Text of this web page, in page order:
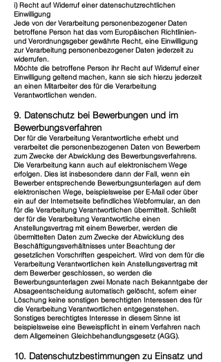
i) Recht auf Widerruf einer datenschutzrechtlichen
Einwilligung
Jede von der Verarbeitung personenbezogener Daten
betroffene Person hat das vom Europäischen Richtlinien-
und Verordnungsgeber gewährte Recht, eine Einwilligung
zur Verarbeitung personenbezogener Daten jederzeit zu
widerrufen.
Möchte die betroffene Person ihr Recht auf Widerruf einer
Einwilligung geltend machen, kann sie sich hierzu jederzeit
an einen Mitarbeiter des für die Verarbeitung
Verantwortlichen wenden.
9. Datenschutz bei Bewerbungen und im
Bewerbungsverfahren
Der für die Verarbeitung Verantwortliche erhebt und
verarbeitet die personenbezogenen Daten von Bewerbern
zum Zwecke der Abwicklung des Bewerbungsverfahrens.
Die Verarbeitung kann auch auf elektronischem Wege
erfolgen. Dies ist insbesondere dann der Fall, wenn ein
Bewerber entsprechende Bewerbungsunterlagen auf dem
elektronischen Wege, beispielsweise per E-Mail oder über
ein auf der Internetseite befindliches Webformular, an den
für die Verarbeitung Verantwortlichen übermittelt. Schließt
der für die Verarbeitung Verantwortliche einen
Anstellungsvertrag mit einem Bewerber, werden die
übermittelten Daten zum Zwecke der Abwicklung des
Beschäftigungsverhältnisses unter Beachtung der
gesetzlichen Vorschriften gespeichert. Wird von dem für die
Verarbeitung Verantwortlichen kein Anstellungsvertrag mit
dem Bewerber geschlossen, so werden die
Bewerbungsunterlagen zwei Monate nach Bekanntgabe der
Absageentscheidung automatisch gelöscht, sofern einer
Löschung keine sonstigen berechtigten Interessen des für
die Verarbeitung Verantwortlichen entgegenstehen.
Sonstiges berechtigtes Interesse in diesem Sinne ist
beispielsweise eine Beweispflicht in einem Verfahren nach
dem Allgemeinen Gleichbehandlungsgesetz (AGG).
10. Datenschutzbestimmungen zu Einsatz und